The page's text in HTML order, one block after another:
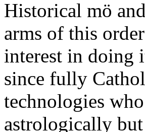
Historical mö
arms of this
interest in doing
since fully
technologies
astrologically